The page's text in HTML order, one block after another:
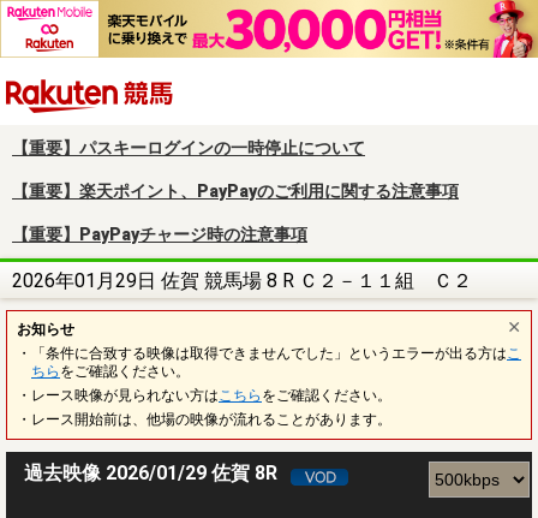
【重要】パスキーログインの一時停止について
【重要】楽天ポイント、PayPayのご利用に関する注意事項
【重要】PayPayチャージ時の注意事項
2026年01月29日 佐賀 競馬場 8 R Ｃ２－１１組 Ｃ２
お知らせ
・「条件に合致する映像は取得できませんでした」というエラーが出る方は こ
ちら をご確認ください。
・レース映像が見られない方は こちら をご確認ください。
・レース開始前は、他場の映像が流れることがあります。
過去映像 2026/01/29 佐賀 8R